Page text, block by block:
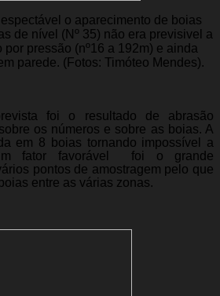
o aparecimento de boias
de nível (Nº 35) não era previsivel a
por pressão (nº16 a 192m) e ainda
parede. (Fotos: Timóteo Mendes).
foi o resultado de abrasão
os números e sobre as boias. A
em 8 boias tornando impossível a
fator favorável foi o grande
pontos de amostragem pelo que
entre as várias zonas.